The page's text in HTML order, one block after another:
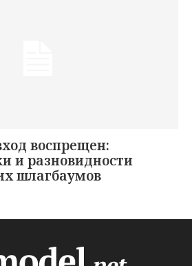
воспрещен:
и разновидности
шлагбаумов